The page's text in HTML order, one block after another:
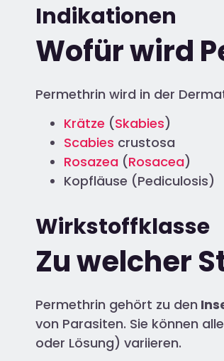
Indikationen
Wofür wird
Permethrin wird in der
Krätze (Skabies)
Scabies crustosa
Rosazea (Rosacea)
Kopfläuse (Pediculosis)
Wirkstoffklasse
Zu welcher
Permethrin gehört zu den
von Parasiten. Sie können
oder Lösung) variieren.